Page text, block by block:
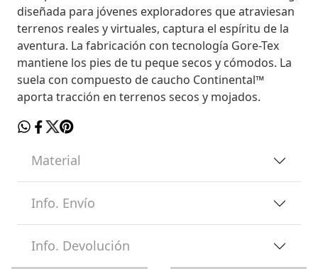
diseñada para jóvenes exploradores que atraviesan
terrenos reales y virtuales, captura el espíritu de la
aventura. La fabricación con tecnología Gore-Tex
mantiene los pies de tu peque secos y cómodos. La
suela con compuesto de caucho Continental™
aporta tracción en terrenos secos y mojados.
Material
Info. Envío
Info. Devolución